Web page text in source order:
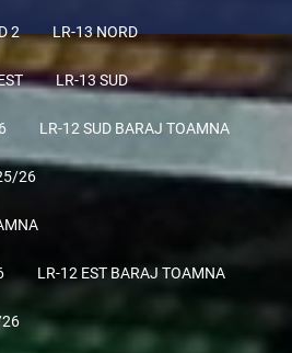
2 LR-13 NORD
LR-13 SUD
LR-12 SUD BARAJ TOAMNA
26
LR-12 EST BARAJ TOAMNA
26